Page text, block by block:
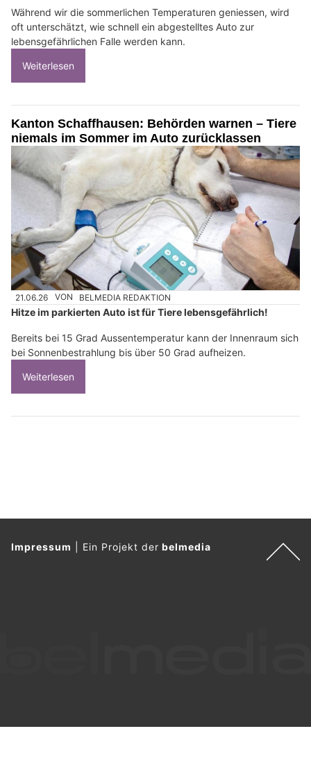
Während wir die sommerlichen Temperaturen geniessen, wird
oft unterschätzt, wie schnell ein abgestelltes Auto zur
lebensgefährlichen Falle werden kann.
Weiterlesen
Kanton Schaffhausen: Behörden warnen – Tiere
niemals im Sommer im Auto zurücklassen
21.06.26 VON BELMEDIA REDAKTION
Hitze im parkierten Auto ist für Tiere lebensgefährlich!
Bereits bei 15 Grad Aussentemperatur kann der Innenraum sich
bei Sonnenbestrahlung bis über 50 Grad aufheizen.
Weiterlesen
Impressum Ein Projekt derbelmedia